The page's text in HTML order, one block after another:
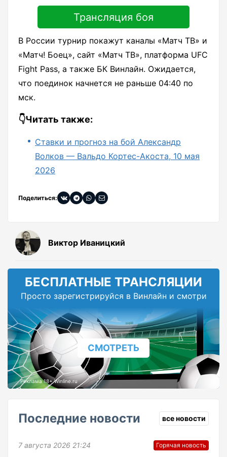
Трансляция боя
В России турнир покажут каналы «Матч ТВ» и
«Матч! Боец», сайт «Матч ТВ», платформа UFC
Fight Pass, а также БК Винлайн. Ожидается,
что поединок начнется не раньше 04:40 по
мск.
👇Читать также:
Ставки и прогноз на бой Александр
Волков — Вальдо Кортес-Акоста, 10 мая
2026
Поделиться:
Виктор Иваницкий
БЕСПЛАТНЫЕ ТРАНСЛЯЦИИ
Просто зарегистрируйся в Винлайн и смотри
СМОТРЕТЬ
Реклама 18+ Winline.ru
Последние новости все новости
7 августа 2026 21:24 Горячая новость